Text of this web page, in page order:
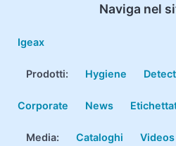
Naviga nel
Igeax
Prodotti: Hygiene
Corporate News
Media: Cataloghi Videos